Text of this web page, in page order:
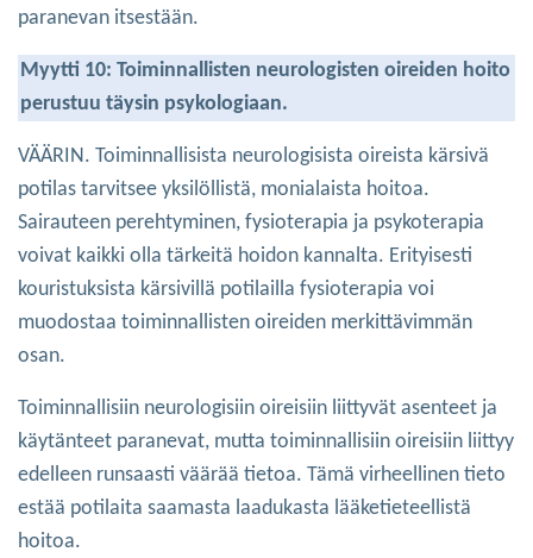
paranevan itsestään.
Myytti 10: Toiminnallisten neurologisten oireiden hoito
perustuu täysin psykologiaan.
VÄÄRIN. Toiminnallisista neurologisista oireista kärsivä
potilas tarvitsee yksilöllistä, monialaista hoitoa.
Sairauteen perehtyminen, fysioterapia ja psykoterapia
voivat kaikki olla tärkeitä hoidon kannalta. Erityisesti
kouristuksista kärsivillä potilailla fysioterapia voi
muodostaa toiminnallisten oireiden merkittävimmän
osan.
Toiminnallisiin neurologisiin oireisiin liittyvät asenteet ja
käytänteet paranevat, mutta toiminnallisiin oireisiin liittyy
edelleen runsaasti väärää tietoa. Tämä virheellinen tieto
estää potilaita saamasta laadukasta lääketieteellistä
hoitoa.